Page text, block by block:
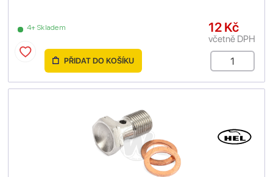
4+ Skladem 12 Kč
včetně DPH
PŘIDAT DO KOŠÍKU